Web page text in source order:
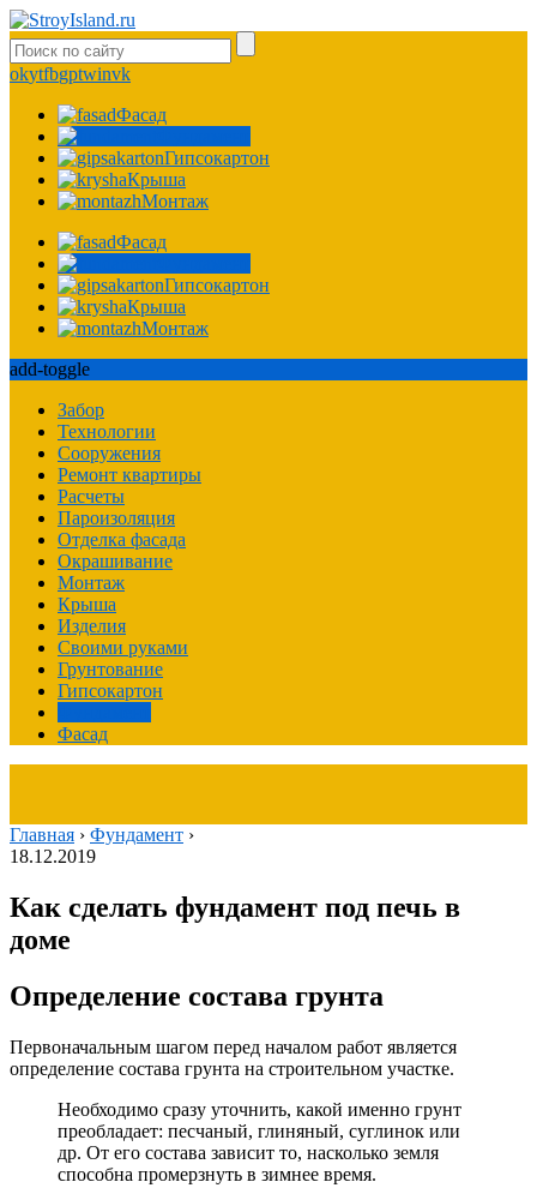
okytfbgptwinvk
Фасад
Гипсокартон
Крыша
Монтаж
Фасад
Гипсокартон
Крыша
Монтаж
add-toggle
Забор
Технологии
Сооружения
Ремонт квартиры
Расчеты
Пароизоляция
Отделка фасада
Окрашивание
Монтаж
Крыша
Изделия
Своими руками
Грунтование
Гипсокартон
Фасад
Главная › Фундамент ›
18.12.2019
Как сделать фундамент под печь в
доме
Определение состава грунта
Первоначальным шагом перед началом работ является
определение состава грунта на строительном участке.
Необходимо сразу уточнить, какой именно грунт
преобладает: песчаный, глиняный, суглинок или
др. От его состава зависит то, насколько земля
способна промерзнуть в зимнее время.